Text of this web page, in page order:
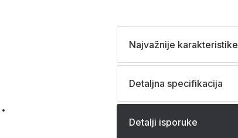
Najvažnije karakteristike
Detaljna specifikacija
Detalji isporuke